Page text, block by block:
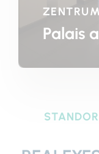
ZENTRUM
Palais